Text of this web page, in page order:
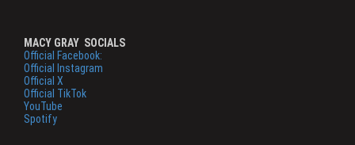
MACY GRAY SOCIALS
Official Facebook:
Official Instagram
Official X
Official TikTok
YouTube
Spotify